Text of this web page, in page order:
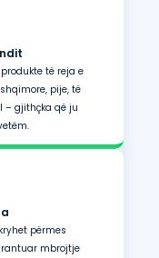
të reja e
pije, të
– gjithçka që ju
përmes
mbrojtje